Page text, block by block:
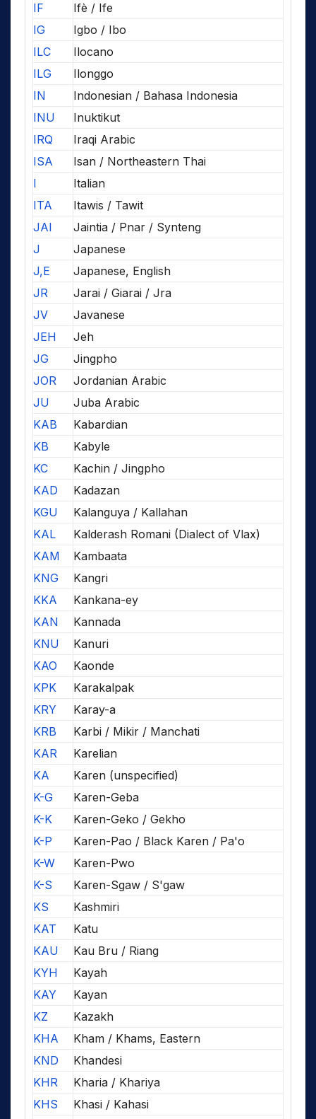
IF
Ifè / Ife
IG
Igbo / Ibo
ILC
Ilocano
ILG
Ilonggo
IN
Indonesian / Bahasa Indonesia
INU
Inuktikut
IRQ
Iraqi Arabic
ISA
Isan / Northeastern Thai
I
Italian
ITA
Itawis / Tawit
JAI
Jaintia / Pnar / Synteng
J
Japanese
J,E
Japanese, English
JR
Jarai / Giarai / Jra
JV
Javanese
JEH
Jeh
JG
Jingpho
JOR
Jordanian Arabic
JU
Juba Arabic
KAB
Kabardian
KB
Kabyle
KC
Kachin / Jingpho
KAD
Kadazan
KGU
Kalanguya / Kallahan
KAL
Kalderash Romani (Dialect of Vlax)
KAM
Kambaata
KNG
Kangri
KKA
Kankana-ey
KAN
Kannada
KNU
Kanuri
KAO
Kaonde
KPK
Karakalpak
KRY
Karay-a
KRB
Karbi / Mikir / Manchati
KAR
Karelian
KA
Karen (unspecified)
K-G
Karen-Geba
K-K
Karen-Geko / Gekho
K-P
Karen-Pao / Black Karen / Pa'o
K-W
Karen-Pwo
K-S
Karen-Sgaw / S'gaw
KS
Kashmiri
KAT
Katu
KAU
Kau Bru / Riang
KYH
Kayah
KAY
Kayan
KZ
Kazakh
KHA
Kham / Khams, Eastern
KND
Khandesi
KHR
Kharia / Khariya
KHS
Khasi / Kahasi